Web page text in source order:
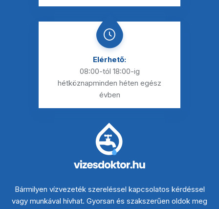
Elérhető:
08:00-tól 18:00-ig
hétköznapminden héten egész
évben
Bármilyen vízvezeték szereléssel kapcsolatos kérdéssel
vagy munkával hívhat. Gyorsan és szakszerűen oldok meg